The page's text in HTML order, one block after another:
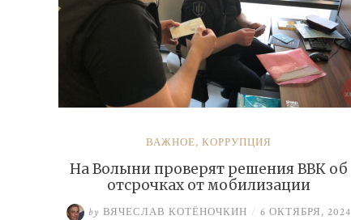
ВАЖНОЕ, КОРРУПЦИЯ
На Волыни проверят решения ВВК об
отсрочках от мобилизации
by ВЯЧЕСЛАВ КОТЁНОЧКИН / 6 ОКТЯБРЯ, 2024